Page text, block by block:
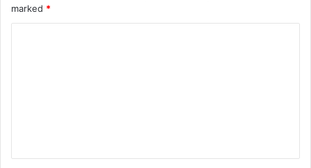
marked *
t